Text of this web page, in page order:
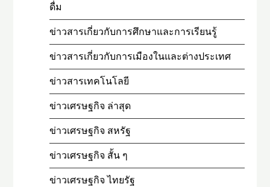
ดื่ม
ข่าวสารเกี่ยวกับการศึกษาและการเรียนรู้
ข่าวสารเกี่ยวกับการเมืองในและต่างประเทศ
ข่าวสารเทคโนโลยี
ข่าวเศรษฐกิจ ล่าสุด
ข่าวเศรษฐกิจ สหรัฐ
ข่าวเศรษฐกิจ สั้น ๆ
ข่าวเศรษฐกิจ ไทยรัฐ